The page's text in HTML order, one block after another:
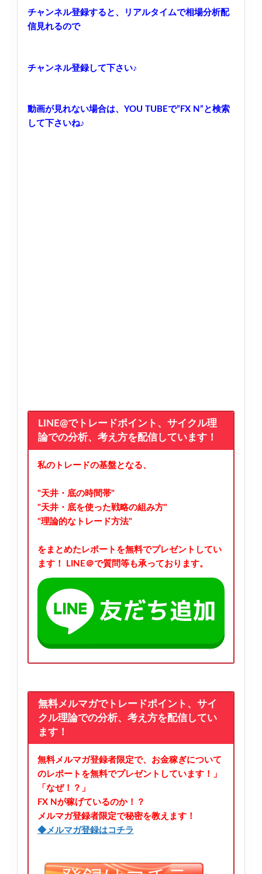
チャンネル登録すると、リアルタイムで相場分析配
信見れるので
チャンネル登録して下さい♪
動画が見れない場合は、YOU TUBEで”FX N”と検索
して下さいね♪
LINE@でトレードポイント、サイクル理
論での分析、考え方を配信しています！
私のトレードの基盤となる、
"天井・底の時間帯"
"天井・底を使った戦略の組み方"
"理論的なトレード方法"
をまとめたレポートを無料でプレゼントしてい
ます！
LINE＠で質問等も承っております。
無料メルマガでトレードポイント、サイ
クル理論での分析、考え方を配信してい
ます！
無料メルマガ登録者限定で、お金稼ぎについて
のレポートを無料でプレゼントしています！」
「なぜ！？」
FX Nが稼げているのか！？
メルマガ登録者限定で秘密を教えます！
◆メルマガ登録はコチラ